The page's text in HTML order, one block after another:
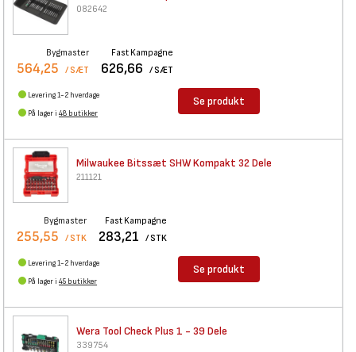
082642
Bygmaster
564,25 / SÆT
Fast Kampagne
626,66 / SÆT
Levering 1-2 hverdage
På lager i 48 butikker
Se produkt
Milwaukee Bitssæt SHW Kompakt 32 Dele
211121
Bygmaster
255,55 / STK
Fast Kampagne
283,21 / STK
Levering 1-2 hverdage
På lager i 45 butikker
Se produkt
Wera Tool Check Plus 1 - 39 Dele
339754